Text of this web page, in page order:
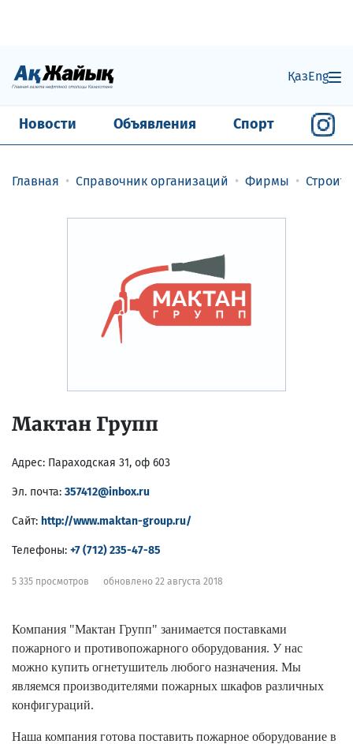
ҚазEng
Новости Объявления Спорт
Главная Справочник организаций Фирмы
Мактан Групп
Адрес: Параходская 31, оф 603
Эл. почта: 357412@inbox.ru
Сайт: http://www.maktan-group.ru/
Телефоны: +7 (712) 235-47-85
5 335 просмотров обновлено 22 августа 2018
Компания "Мактан Групп" занимается поставками
пожарного и противопожарного оборудования. У нас
можно купить огнетушитель любого назначения. Мы
являемся производителями пожарных шкафов различных
конфигураций.
Наша компания готова поставить пожарное оборудование в